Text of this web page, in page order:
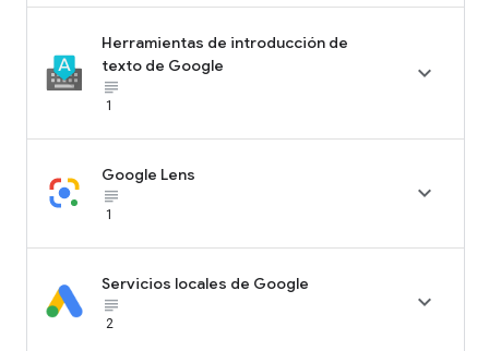
Herramientas de introducción de
texto de Google
subject_black
1

Google Lens
subject_black
1

Servicios locales de Google
subject_black
2
